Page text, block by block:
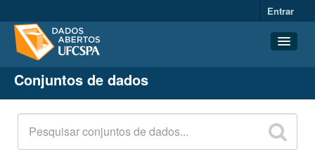
Entrar
Conjuntos de dados
Organizações
Grupos
Sobre
Conjuntos de dados